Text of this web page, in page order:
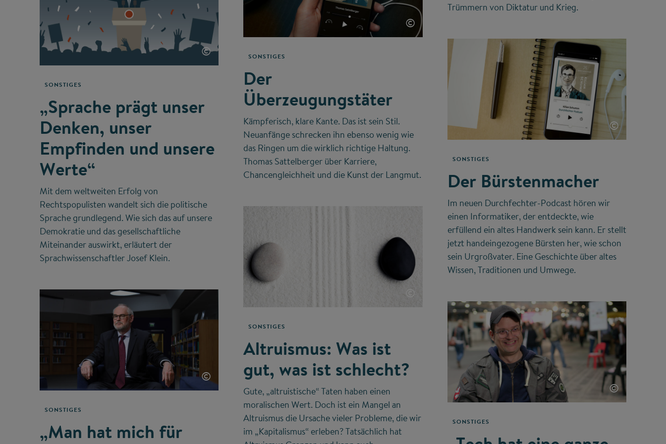
Trümmern von Diktatur und Krieg.
©
SONSTIGES
„Sprache prägt unser
Denken, unser
Empfinden und unsere
Werte“
Mit dem weltweiten Erfolg von
Rechtspopulisten wandelt sich die politische
Sprache grundlegend. Wie sich das auf unsere
Demokratie und das gesellschaftliche
Miteinander auswirkt, erläutert der
Sprachwissenschaftler Josef Klein.
©
SONSTIGES
Der
Überzeugungstäter
Kämpferisch, klare Kante. Das ist sein Stil.
Neuanfänge schrecken ihn ebenso wenig wie
das Ringen um die wirklich richtige Haltung.
Thomas Sattelberger über Karriere,
Chancengleichheit und die Kunst der Langmut.
©
SONSTIGES
Der Bürstenmacher
Im neuen Durchfechter-Podcast hören wir
einen Informatiker, der entdeckte, wie
erfüllend ein altes Handwerk sein kann. Er stellt
jetzt handeingezogene Bürsten her, wie schon
sein Urgroßvater. Eine Geschichte über altes
Wissen, Traditionen und Umwege.
©
SONSTIGES
„Man hat mich für
©
SONSTIGES
Altruismus: Was ist
gut, was ist schlecht?
Gute, „altruistische“ Taten haben einen
moralischen Wert. Doch ist ein Mangel an
Altruismus die Ursache vieler Probleme, die wir
im „Kapitalismus“ erleben? Tatsächlich hat
©
SONSTIGES